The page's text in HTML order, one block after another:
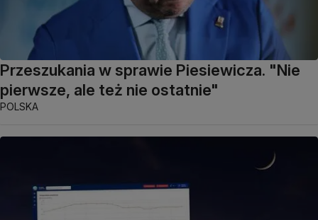
Przeszukania w sprawie Piesiewicza. "Nie
pierwsze, ale też nie ostatnie"
POLSKA